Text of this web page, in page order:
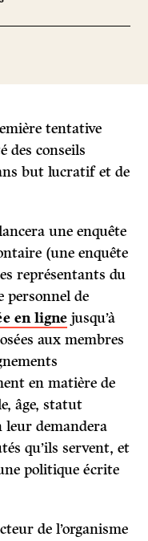
tentative
des conseils
but lucratif et de
une enquête
(une enquête
représentants du
personnel de
en ligne jusqu’à
aux membres
en matière de
âge, statut
leur demandera
qu’ils servent, et
politique écrite
de l’organisme